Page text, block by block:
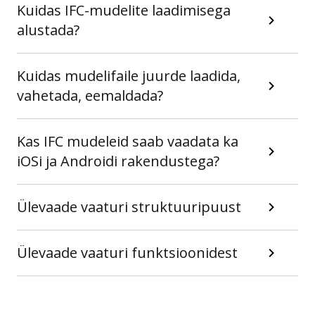
Kuidas IFC-mudelite laadimisega
alustada?
Kuidas mudelifaile juurde laadida,
vahetada, eemaldada?
Kas IFC mudeleid saab vaadata ka
iOSi ja Androidi rakendustega?
Ülevaade vaaturi struktuuripuust
Ülevaade vaaturi funktsioonidest